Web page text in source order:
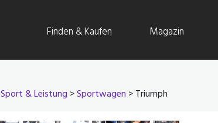
Finden & Kaufen Magazin
Sport & Leistung >Sportwagen > Triumph